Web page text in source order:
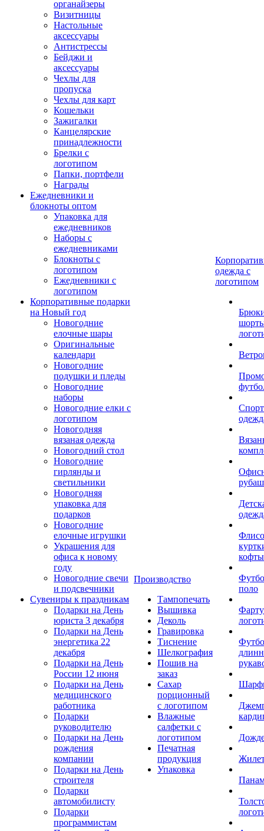
органайзеры
Визитницы
Настольные
аксессуары
Антистрессы
Бейджи и
аксессуары
Чехлы для
пропуска
Чехлы для карт
Кошельки
Зажигалки
Канцелярские
принадлежности
Брелки с
логотипом
Папки, портфели
Награды
Ежедневники и
блокноты оптом
Упаковка для
ежедневников
Наборы с
ежедневниками
Блокноты с
логотипом
Ежедневники с
логотипом
Корпоративные подарки
на Новый год
Новогодние
елочные шары
Оригинальные
календари
Новогодние
подушки и пледы
Новогодние
наборы
Новогодние елки с
логотипом
Новогодняя
вязаная одежда
Новогодний стол
Новогодние
гирлянды и
светильники
Новогодняя
упаковка для
подарков
Новогодние
елочные игрушки
Украшения для
офиса к новому
году
Новогодние свечи
и подсвечники
Сувениры к праздникам
Подарки на День
юриста 3 декабря
Подарки на День
энергетика 22
декабря
Подарки на День
России 12 июня
Подарки на День
медицинского
работника
Подарки
руководителю
Подарки на День
рождения
компании
Подарки на День
строителя
Подарки
автомобилисту
Подарки
программистам
Производство
Тампопечать
Вышивка
Деколь
Гравировка
Тиснение
Шелкография
Пошив на
заказ
Сахар
порционный
с логотипом
Влажные
салфетки с
логотипом
Печатная
продукция
Упаковка
одежда с
логотипом
кофты
поло